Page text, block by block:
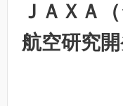
ＪＡＸＡ
航空研究開